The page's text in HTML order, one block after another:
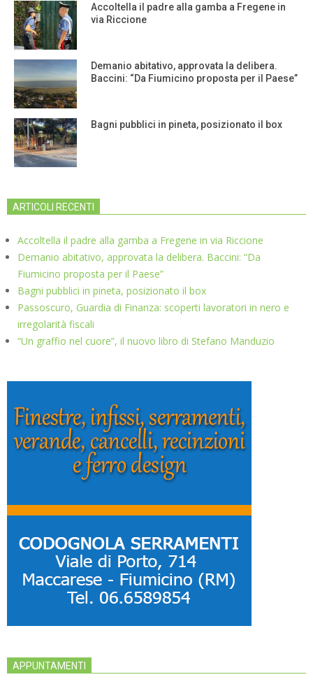
Accoltella il padre alla gamba a Fregene in
via Riccione
Demanio abitativo, approvata la delibera.
Baccini: “Da Fiumicino proposta per il Paese”
Bagni pubblici in pineta, posizionato il box
ARTICOLI RECENTI
Accoltella il padre alla gamba a Fregene in via Riccione
Demanio abitativo, approvata la delibera. Baccini: “Da
Fiumicino proposta per il Paese”
Bagni pubblici in pineta, posizionato il box
Passoscuro, Guardia di Finanza: scoperti lavoratori in nero e
irregolarità fiscali
“Un graffio nel cuore”, il nuovo libro di Stefano Manduzio
APPUNTAMENTI